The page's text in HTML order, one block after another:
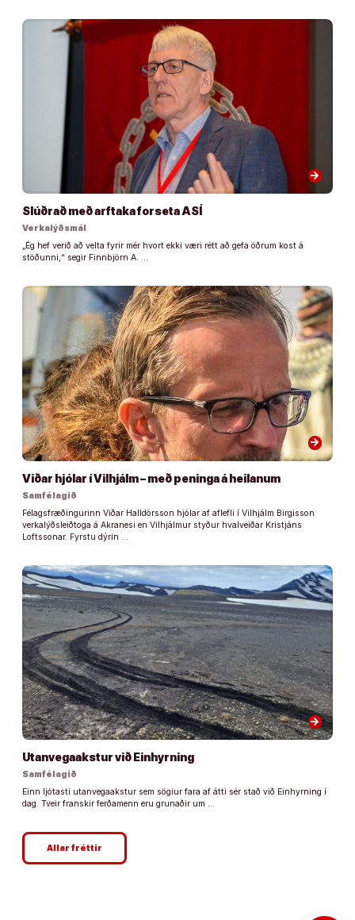
arrow_forward
Slúðrað með arftaka forseta ASÍ
Verkalýðsmál
„Ég hef verið að velta fyrir mér hvort ekki væri rétt að gefa öðrum kost á
stöðunni,“ segir Finnbjörn A. …
arrow_forward
Viðar hjólar í Vilhjálm – með peninga á heilanum
Samfélagið
Félagsfræðingurinn Viðar Halldórsson hjólar af aflefli í Vilhjálm Birgisson
verkalýðsleiðtoga á Akranesi en Vilhjálmur styður hvalveiðar Kristjáns
Loftssonar. Fyrstu dýrin …
arrow_forward
Utanvegaakstur við Einhyrning
Samfélagið
Einn ljótasti utanvegaakstur sem sögiur fara af átti sér stað við Einhyrning í
dag. Tveir franskir ferðamenn eru grunaðir um …
Allar fréttir